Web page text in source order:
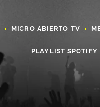
MICRO ABIERTO TV
PLAYLIST SPOTIFY